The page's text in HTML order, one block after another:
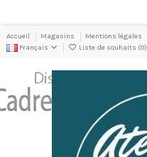
Accueil Magasins Mentions légales
Français
Liste de souhaits (0)